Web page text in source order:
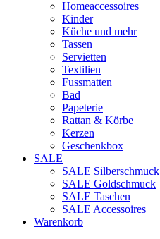
Homeaccessoires
Kinder
Küche und mehr
Tassen
Servietten
Textilien
Fussmatten
Bad
Papeterie
Rattan & Körbe
Kerzen
Geschenkbox
SALE
SALE Silberschmuck
SALE Goldschmuck
SALE Taschen
SALE Accessoires
Warenkorb